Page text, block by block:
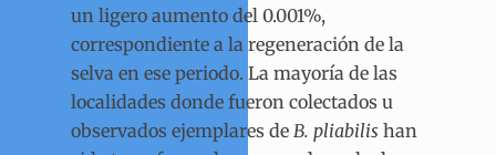
un ligero aumento del 0.001%,
correspondiente a la regeneración de la
selva en ese periodo. La mayoría de las
localidades donde fueron colectados u
observados ejemplares de B. pliabilis han